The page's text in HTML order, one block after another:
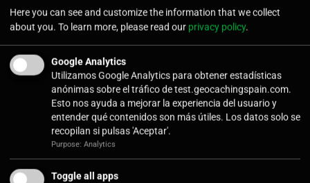
GEOLOGÍA Y GEOCACHING EN
LAS LORAS
¡Qué sorpresa al llegar a las coordenadas del evento en
Basconcillos del Tozo! ¡Cuánta gente! ¿Serán todos
geocachers? La respuesta: no pero si. Muchos ahora, al
comienzo de una jornada compartida entre el Geoparque de
Las Loras y GeocachingSpain no son geocachers pero
probablemente al finalizar la mañana tras ver lo divertido de
la actividad se animen a participar de esta afición.
Here you can see and customize the information that we collect
about you. To learn more, please read our privacy policy.
Google Analytics
Utilizamos Google Analytics para obtener estadísticas
anónimas sobre el tráfico de test.geocachingspain.com.
Esto nos ayuda a mejorar la experiencia del usuario y
entender qué contenidos son más útiles. Los datos solo se
recopilan si pulsas 'Aceptar'.
Purpose: Analytics
Toggle all apps